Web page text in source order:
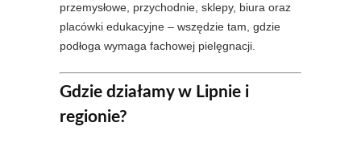
przemysłowe, przychodnie, sklepy, biura oraz
placówki edukacyjne – wszędzie tam, gdzie
podłoga wymaga fachowej pielęgnacji.
Gdzie działamy w Lipnie i
regionie?